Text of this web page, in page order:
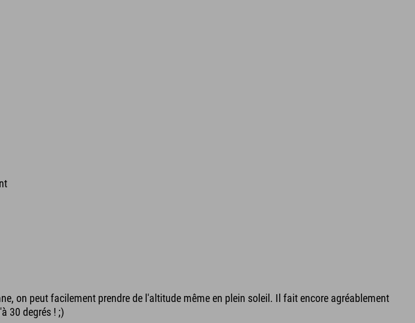
on peut facilement prendre de l'altitude même en plein soleil. Il fait encore agréablement
30 degrés ! ;)